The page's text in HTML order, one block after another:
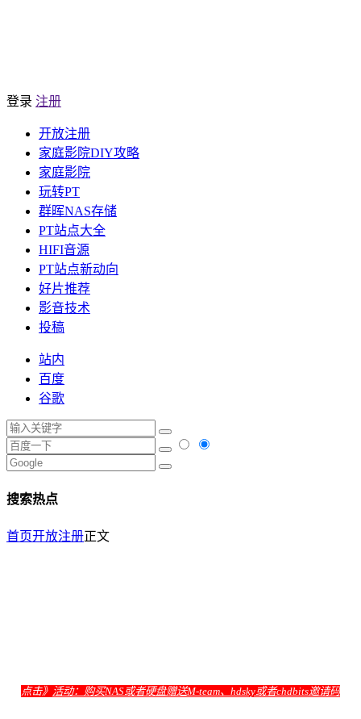
登录 注册
开放注册
家庭影院DIY攻略
家庭影院
玩转PT
群晖NAS存储
PT站点大全
HIFI音源
PT站点新动向
好片推荐
影音技术
投稿
站内
百度
谷歌
搜索热点
首页开放注册正文
点击》 活动：购买NAS或者硬盘赠送M-team、hdsky或者chdbits邀请码